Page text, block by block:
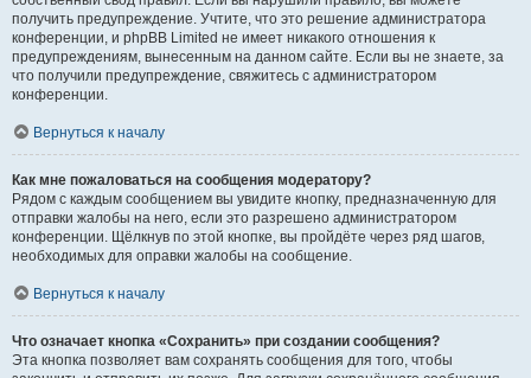
получить предупреждение. Учтите, что это решение администратора
конференции, и phpBB Limited не имеет никакого отношения к
предупреждениям, вынесенным на данном сайте. Если вы не знаете, за
что получили предупреждение, свяжитесь с администратором
конференции.
Вернуться к началу
Как мне пожаловаться на сообщения модератору?
Рядом с каждым сообщением вы увидите кнопку, предназначенную для
отправки жалобы на него, если это разрешено администратором
конференции. Щёлкнув по этой кнопке, вы пройдёте через ряд шагов,
необходимых для оправки жалобы на сообщение.
Вернуться к началу
Что означает кнопка «Сохранить» при создании сообщения?
Эта кнопка позволяет вам сохранять сообщения для того, чтобы